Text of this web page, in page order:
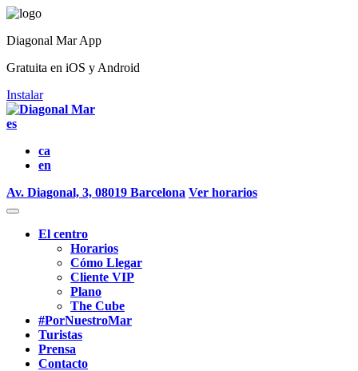
Diagonal Mar App
Gratuita en iOS y Android
Instalar
es
ca
en
Av. Diagonal, 3, 08019 Barcelona Ver horarios
El centro
Horarios
Cómo Llegar
Cliente VIP
Plano
The Cube
#PorNuestroMar
Turistas
Prensa
Contacto